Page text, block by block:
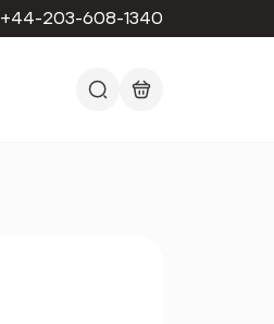
+44-203-608-1340